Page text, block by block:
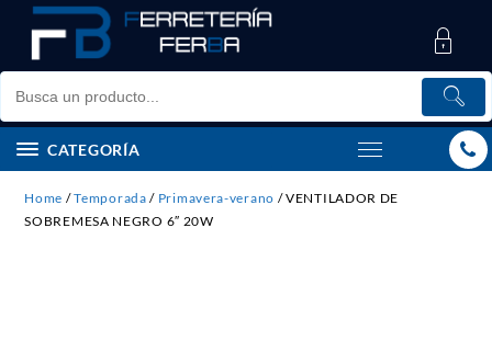
Saltar
contenido
CATEGORÍA
Home /Temporada / Primavera-verano / VENTILADOR DE
SOBREMESA NEGRO 6″ 20W